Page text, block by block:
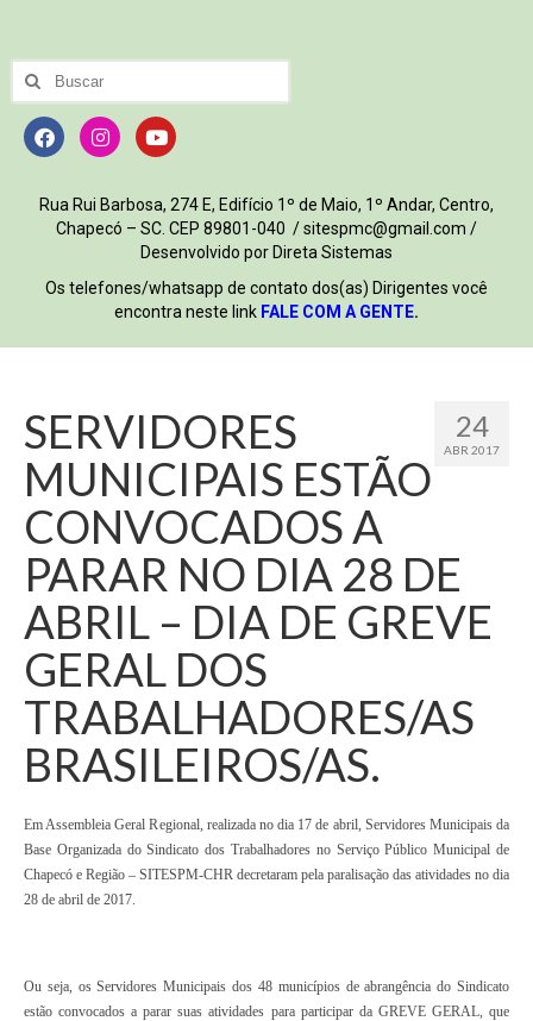
Rua Rui Barbosa, 274 E, Edifício 1º de Maio, 1º Andar, Centro,
Chapecó – SC. CEP 89801-040 / sitespmc@gmail.com /
Desenvolvido por Direta Sistemas
Os telefones/whatsapp de contato dos(as) Dirigentes você
encontra neste link FALE COM A GENTE.
24
ABR 2017
SERVIDORES
MUNICIPAIS ESTÃO
CONVOCADOS A
PARAR NO DIA 28 DE
ABRIL – DIA DE GREVE
GERAL DOS
TRABALHADORES/AS
BRASILEIROS/AS.
Em Assembleia Geral Regional, realizada no dia 17 de abril, Servidores Municipais da
Base Organizada do Sindicato dos Trabalhadores no Serviço Público Municipal de
Chapecó e Região – SITESPM-CHR decretaram pela paralisação das atividades no dia
28 de abril de 2017.
Ou seja, os Servidores Municipais dos 48 municípios de abrangência do Sindicato
estão convocados a parar suas atividades para participar da GREVE GERAL, que